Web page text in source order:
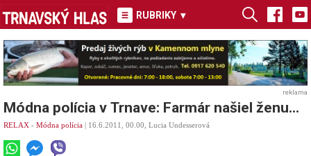
RUBRIKY ▾
reklama
Módna polícia v Trnave: Farmár našiel ženu...
RELAX - Módna polícia | 16.6.2011, 00.00, Lucia Undesserová